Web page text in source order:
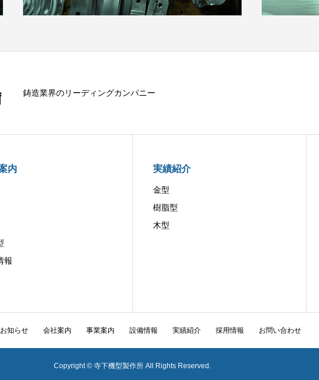
鋳造業界のリーディングカンパニー
内
報
実績紹介
金型
樹脂型
木型
お知らせ 会社案内 事業案内 設備情報 実績紹介 採用情報 お問い合わせ
Copyright © 寺下機型製作所 All Rights Reserved.